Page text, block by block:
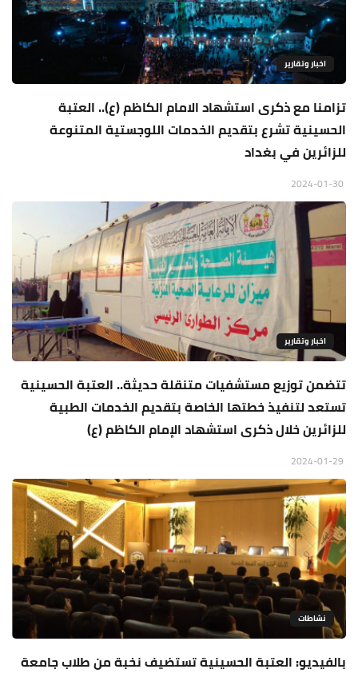
اخبار وتقارير
تزامنا مع ذكرى استشهاد الامام الكاظم (ع).. العتبة
الحسينية تشرع بتقديم الخدمات اللوجستية المتنوعة
للزائرين في بغداد
اخبار وتقارير
تتضمن توزيع مستشفيات متنقلة حديثة.. العتبة الحسينية
تستعد لتنفيذ خطتها الخاصة بتقديم الخدمات الطبية
للزائرين خلال ذكرى استشهاد الإمام الكاظم (ع)
نشاطات
بالفيديو: العتبة الحسينية تستضيف نخبة من طلاب جامعة